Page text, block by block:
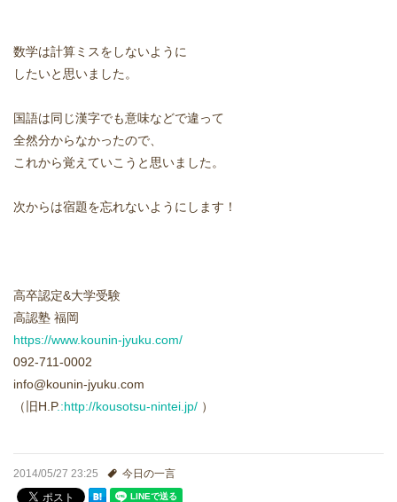
アクセス情報
生徒さんの声
数学は計算ミスをしないように
したいと思いました。
国語は同じ漢字でも意味などで違って
全然分からなかったので、
これから覚えていこうと思いました。
次からは宿題を忘れないようにします！
高卒認定&大学受験
高認塾 福岡
https://www.kounin-jyuku.com/
092-711-0002
info@kounin-jyuku.com
（旧H.P.:http://kousotsu-nintei.jp/ ）
2014/05/27 23:25 今日の一言